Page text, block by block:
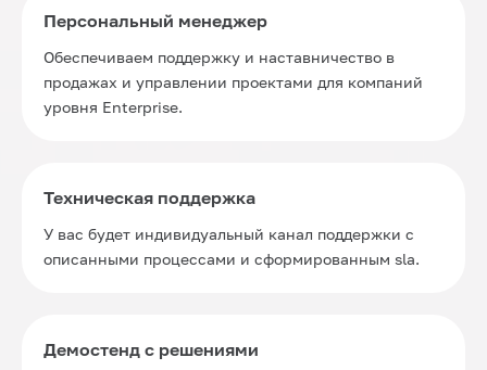
Персональный менеджер
Обеспечиваем поддержку и наставничество в
продажах и управлении проектами для компаний
уровня Enterprise.
Техническая поддержка
У вас будет индивидуальный канал поддержки с
описанными процессами и сформированным sla.
Демостенд с решениями